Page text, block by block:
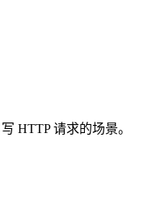
HTTP 请求的场景。